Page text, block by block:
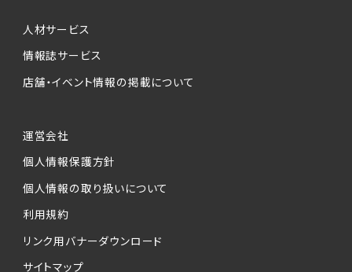
人材サービス
情報誌サービス
店舗・イベント情報の掲載について
運営会社
個人情報保護方針
個人情報の取り扱いについて
利用規約
リンク用バナーダウンロード
サイトマップ